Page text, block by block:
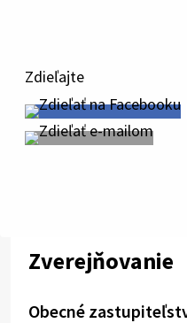
Zdieľajte
Zverejňovanie
Obecné